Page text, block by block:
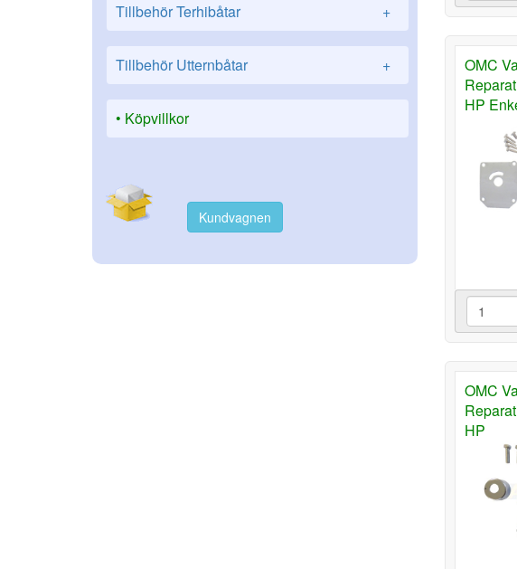
Tillbehör Terhibåtar +
Tillbehör Utternbåtar +
Köpvillkor
Kundvagnen
OMC
HP
OMC
HP